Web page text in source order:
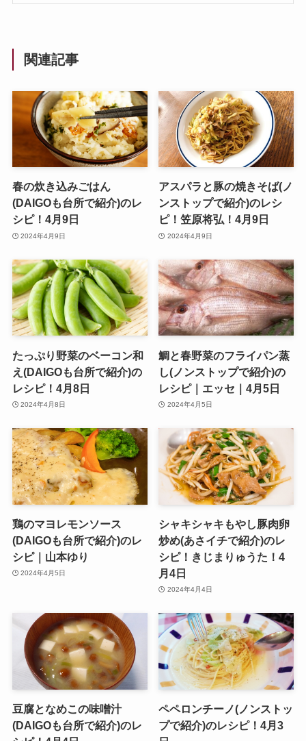
関連記事
春の炊き込みごはん
(DAIGOも台所で紹介)のレ
シピ！4月9日
2024年4月9日
アスパラと豚の焼きそば(ノ
ンストップで紹介)のレシ
ピ！笠原将弘！4月9日
2024年4月9日
たっぷり野菜のベーコン和
え(DAIGOも台所で紹介)の
レシピ！4月8日
2024年4月8日
鯛と春野菜のフライパン蒸
し(ノンストップで紹介)の
レシピ｜エッセ｜4月5日
2024年4月5日
鶏のマヨレモンソース
(DAIGOも台所で紹介)のレ
シピ｜山本ゆり
2024年4月5日
シャキシャキもやし豚肉卵
炒め(あさイチで紹介)のレ
シピ！きじまりゅうた！4
月4日
2024年4月4日
豆腐となめこの味噌汁
(DAIGOも台所で紹介)のレ
ペペロンチーノ(ノンストッ
プで紹介)のレシピ！4月3